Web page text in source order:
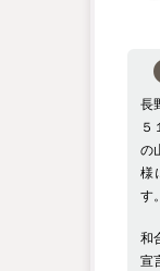
長
５
の
様
す。
和
宣